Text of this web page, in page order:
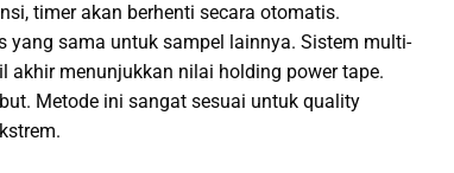
timer akan berhenti secara otomatis.
yang sama untuk sampel lainnya. Sistem multi-
akhir menunjukkan nilai holding power tape.
Metode ini sangat sesuai untuk quality